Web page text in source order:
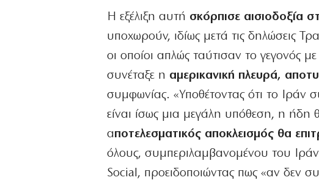
Η εξέλιξη αυτή σκόρπισε αισιοδοξία
υποχωρούν, ιδίως μετά τις δηλώσεις
οι οποίοι απλώς ταύτισαν το γεγονός
συνέταξε η αμερικανική πλευρά,
συμφωνίας. «Υποθέτοντας ότι το Ιράν
είναι ίσως μια μεγάλη υπόθεση, η ήδη
αποτελεσματικός αποκλεισμός θα
όλους, συμπεριλαμβανομένου του
Social, προειδοποιώντας πως «αν δεν